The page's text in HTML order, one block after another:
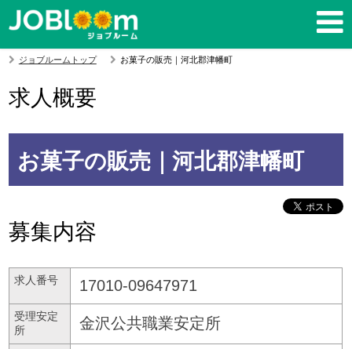
ジョブルームトップ お菓子の販売｜河北郡津幡町
求人概要
お菓子の販売｜河北郡津幡町
募集内容
求人番号 17010-09647971
受理安定
所
金沢公共職業安定所